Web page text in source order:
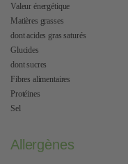
Valeur énergétique
Matières grasses
dont acides gras saturés
Glucides
dont sucres
Fibres alimentaires
Protéines
Sel
Allergènes